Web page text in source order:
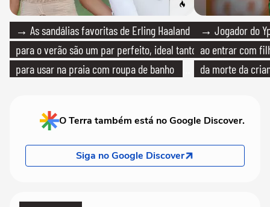
→ As sandálias favoritas de Erling Haaland
para o verão são um par perfeito, ideal tanto
para usar na praia com roupa de banho
→ Jogador do
ao entrar com
da morte da
O Terra também está no Google Discover.
Siga no Google Discover